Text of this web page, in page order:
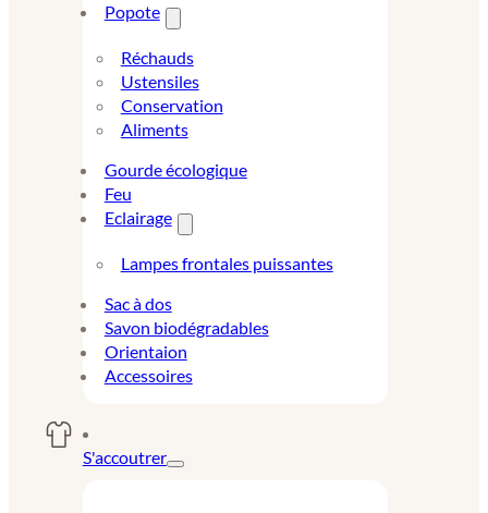
Popote
Réchauds
Ustensiles
Conservation
Aliments
Gourde écologique
Feu
Eclairage
Lampes frontales puissantes
Sac à dos
Savon biodégradables
Orientaion
Accessoires
S'accoutrer